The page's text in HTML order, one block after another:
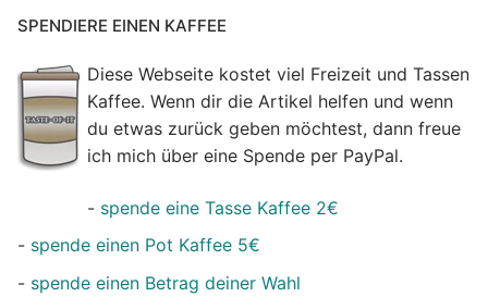
SPENDIERE EINEN KAFFEE
Diese Webseite kostet viel Freizeit und Tassen
Kaffee. Wenn dir die Artikel helfen und wenn
du etwas zurück geben möchtest, dann freue
ich mich über eine Spende per PayPal.
- spende eine Tasse Kaffee 2€
- spende einen Pot Kaffee 5€
- spende einen Betrag deiner Wahl